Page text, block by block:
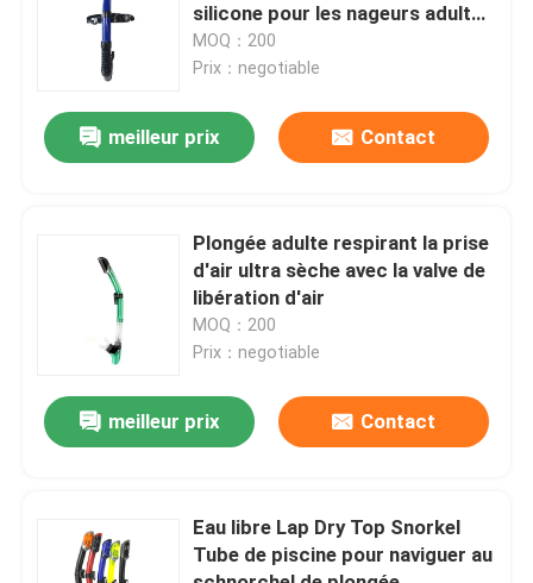
Au sujet de nous
Visite d'usine
Nouvelles
Demandez une citation
Lunettes de verres de sûreté
silicone pour les nageurs adultes
d'enfant
MOQ：200
Prix：negotiable
meilleur prix Contact
Plongée adulte respirant la prise
d'air ultra sèche avec la valve de
libération d'air
MOQ：200
Prix：negotiable
meilleur prix Contact
Eau libre Lap Dry Top Snorkel
Tube de piscine pour naviguer au